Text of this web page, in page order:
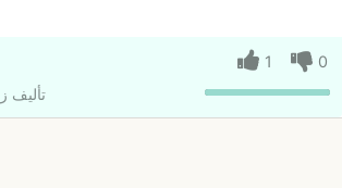
0
1
تأليف